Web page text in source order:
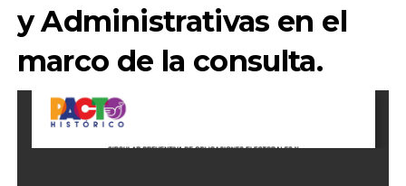
y Administrativas en el
marco de la consulta.